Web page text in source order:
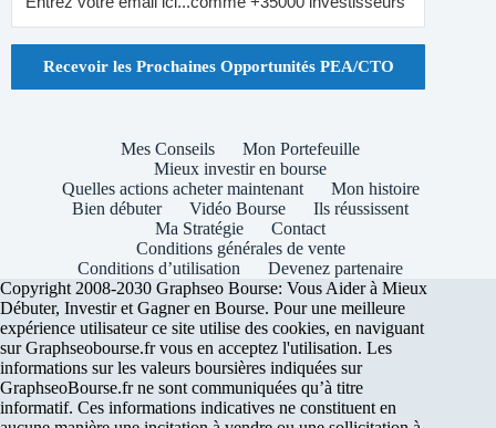
Recevoir les Prochaines Opportunités PEA/CTO
Mes Conseils
Mon Portefeuille
Mieux investir en bourse
Quelles actions acheter maintenant
Mon histoire
Bien débuter
Vidéo Bourse
Ils réussissent
Ma Stratégie
Contact
Conditions générales de vente
Conditions d’utilisation
Devenez partenaire
Copyright 2008-2030 Graphseo Bourse: Vous Aider à Mieux
Débuter, Investir et Gagner en Bourse. Pour une meilleure
expérience utilisateur ce site utilise des cookies, en naviguant
sur Graphseobourse.fr vous en acceptez l'utilisation. Les
informations sur les valeurs boursières indiquées sur
GraphseoBourse.fr ne sont communiquées qu’à titre
informatif. Ces informations indicatives ne constituent en